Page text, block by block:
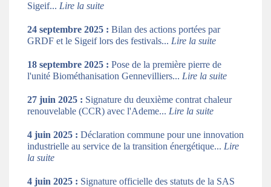
Sigeif... Lire la suite
24 septembre 2025 : Bilan des actions portées par
GRDF et le Sigeif lors des festivals... Lire la suite
18 septembre 2025 : Pose de la première pierre de
l'unité Biométhanisation Gennevilliers... Lire la suite
27 juin 2025 : Signature du deuxième contrat chaleur
renouvelable (CCR) avec l'Ademe... Lire la suite
4 juin 2025 : Déclaration commune pour une innovation
industrielle au service de la transition énergétique... Lire
la suite
4 juin 2025 : Signature officielle des statuts de la SAS